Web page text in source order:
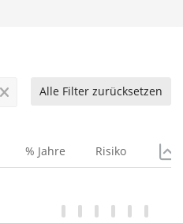
Alle Filter zurücksetzen
% Jahre Risiko